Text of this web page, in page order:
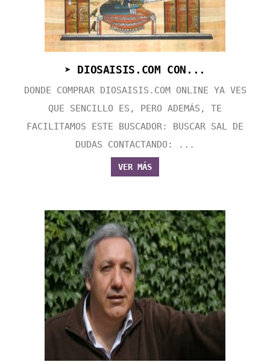
➤ DIOSAISIS.COM CON...
DONDE COMPRAR DIOSAISIS.COM ONLINE YA VES
QUE SENCILLO ES, PERO ADEMÁS, TE
FACILITAMOS ESTE BUSCADOR: BUSCAR SAL DE
DUDAS CONTACTANDO: ...
VER MÁS